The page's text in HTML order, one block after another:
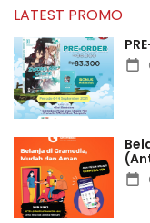
LATEST PROMO